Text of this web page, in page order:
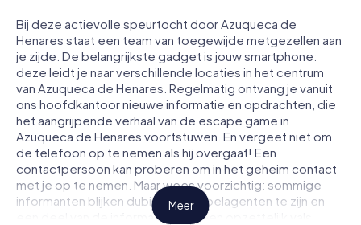
Bij deze actievolle speurtocht door Azuqueca de
Henares staat een team van toegewijde metgezellen aan
je zijde. De belangrijkste gadget is jouw smartphone:
deze leidt je naar verschillende locaties in het centrum
van Azuqueca de Henares. Regelmatig ontvang je vanuit
ons hoofdkantoor nieuwe informatie en opdrachten, die
het aangrijpende verhaal van de escape game in
Azuqueca de Henares voortstuwen. En vergeet niet om
de telefoon op te nemen als hij overgaat! Een
contactpersoon kan proberen om in het geheim contact
met je op te nemen. Maar wees voorzichtig: sommige
informanten blijken dubieuze dubbelagenten te zijn en
een deel van de informatie blijkt een opzettelijk vals
Meer